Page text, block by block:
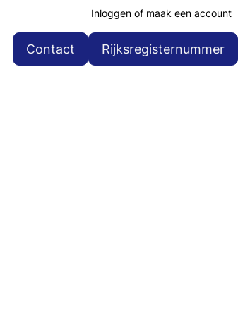
Contact Rijksregisternummer
Inloggen of maak een account